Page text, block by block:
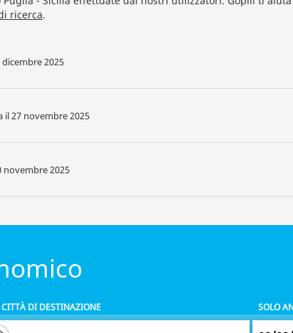
ricerca.
2025
il 27 novembre 2025
novembre 2025
CITTÀ DI DESTINAZIONE